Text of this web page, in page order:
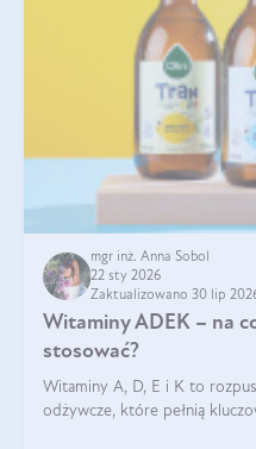
mgr inż. Anna Sobol
22 sty 2026
Zaktualizowano 30 lip
Witaminy ADEK – na
stosować?
Witaminy A, D, E i K to
odżywcze, które pełnią